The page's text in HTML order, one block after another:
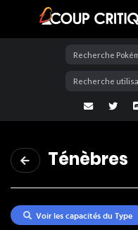
Coup Critique
adresse
Ténèbres
Voir les capacités du Type